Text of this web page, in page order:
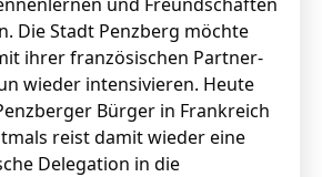
Die Stadt Penzberg möchte
ihrer französischen Partner-
wieder intensivieren. Heute
Bürger in Frankreich
reist damit wieder eine
Delegation in die